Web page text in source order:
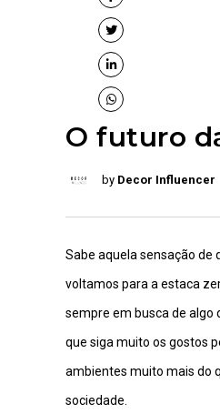
O futuro
by Decor Influencer
Sabe aquela sensação de
voltamos para a estaca
sempre em busca de algo
que siga muito os gostos
ambientes muito mais do
sociedade.